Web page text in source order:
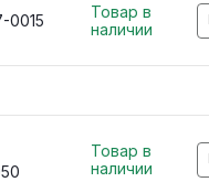
0015
Товар в
наличии
Товар в
наличии